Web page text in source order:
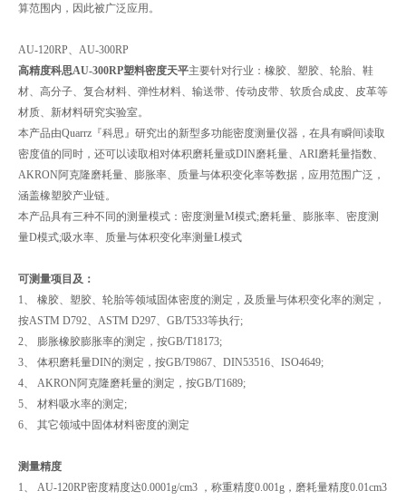
算范围内，因此被广泛应用。
AU-120RP、AU-300RP
高精度科思AU-300RP塑料密度天平主要针对行业：橡胶、塑胶、轮胎、鞋
材、高分子、复合材料、弹性材料、输送带、传动皮带、软质合成皮、皮革等
材质、新材料研究实验室。
本产品由Quarrz『科思』研究出的新型多功能密度测量仪器，在具有瞬间读取
密度值的同时，还可以读取相对体积磨耗量或DIN磨耗量、ARI磨耗量指数、
AKRON阿克隆磨耗量、膨胀率、质量与体积变化率等数据，应用范围广泛，
涵盖橡塑胶产业链。
本产品具有三种不同的测量模式：密度测量M模式;磨耗量、膨胀率、密度测
量D模式;吸水率、质量与体积变化率测量L模式
可测量项目及：
1、 橡胶、塑胶、轮胎等领域固体密度的测定，及质量与体积变化率的测定，
按ASTM D792、ASTM D297、GB/T533等执行;
2、 膨胀橡胶膨胀率的测定，按GB/T18173;
3、 体积磨耗量DIN的测定，按GB/T9867、DIN53516、ISO4649;
4、 AKRON阿克隆磨耗量的测定，按GB/T1689;
5、 材料吸水率的测定;
6、 其它领域中固体材料密度的测定
测量精度
1、 AU-120RP密度精度达0.0001g/cm3 ，称重精度0.001g，磨耗量精度0.01cm3